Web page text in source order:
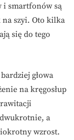
i smartfonów są
na szyi. Oto kilka
się do tego
głowa
na kręgosłup
a
wzrost.